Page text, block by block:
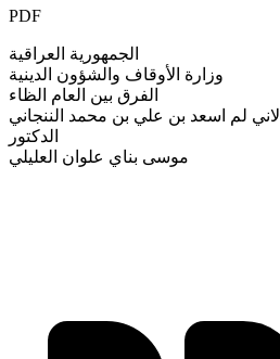
PDF
الجمهورية العراقية
وزارة الأوقاف والشؤون الدينية
الفرق بين العام الظاء
لاني لم اسعد بن علي بن محمد الننجاني
الدكتور
موسى بناي علوان العليلي